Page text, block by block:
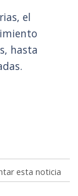
el
hasta
esta noticia